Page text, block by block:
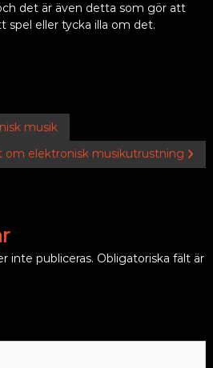
det är även detta som gör att
spel eller tycka illa om det.
musik
om elektronisk musikutrustning
inte publiceras. Obligatoriska fält är